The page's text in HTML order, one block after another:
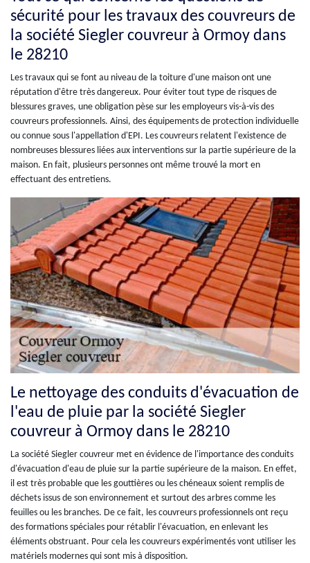
sécurité pour les travaux des couvreurs de
la société Siegler couvreur à Ormoy dans
le 28210
Les travaux qui se font au niveau de la toiture d'une maison ont une
réputation d'être très dangereux. Pour éviter tout type de risques de
blessures graves, une obligation pèse sur les employeurs vis-à-vis des
couvreurs professionnels. Ainsi, des équipements de protection individuelle
ou connue sous l'appellation d'EPI. Les couvreurs relatent l'existence de
nombreuses blessures liées aux interventions sur la partie supérieure de la
maison. En fait, plusieurs personnes ont même trouvé la mort en
effectuant des entretiens.
Le nettoyage des conduits d'évacuation de
l'eau de pluie par la société Siegler
couvreur à Ormoy dans le 28210
La société Siegler couvreur met en évidence de l'importance des conduits
d'évacuation d'eau de pluie sur la partie supérieure de la maison. En effet,
il est très probable que les gouttières ou les chéneaux soient remplis de
déchets issus de son environnement et surtout des arbres comme les
feuilles ou les branches. De ce fait, les couvreurs professionnels ont reçu
des formations spéciales pour rétablir l'évacuation, en enlevant les
éléments obstruant. Pour cela les couvreurs expérimentés vont utiliser les
matériels modernes qui sont mis à disposition.